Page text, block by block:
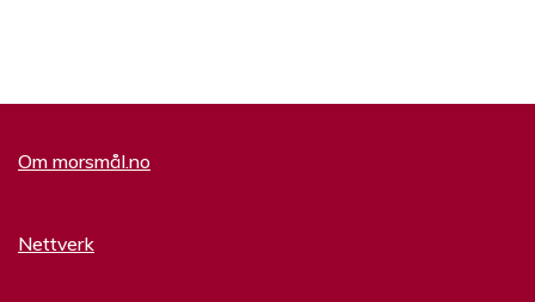
Om morsmål.no
Nettverk